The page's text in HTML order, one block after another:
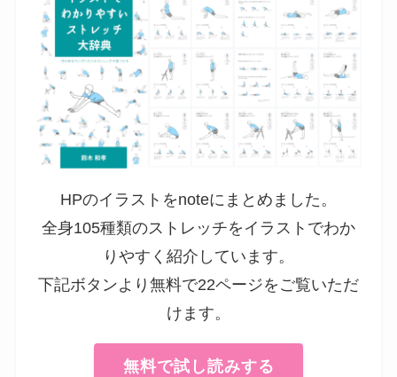
HPのイラストをnoteにまとめました。
全身105種類のストレッチをイラストでわか
りやすく紹介しています。
下記ボタンより無料で22ページをご覧いただ
けます。
無料で試し読みする